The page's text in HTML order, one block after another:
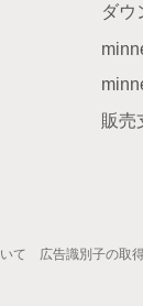
ダウ
販売
て 広告識別子の取